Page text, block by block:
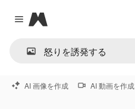
Close menu
Magnific
AI 画像を作成 AI 動画を作成